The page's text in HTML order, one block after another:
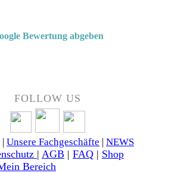
Bewertung abgeben
FOLLOW US
| Unsere Fachgeschäfte | NEWS
| AGB | FAQ | Shop
Bereich